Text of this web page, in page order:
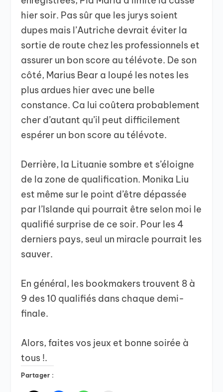
hier soir. Pas sûr que les jurys soient
dupes mais l’Autriche devrait éviter la
sortie de route chez les professionnels et
assurer un bon score au télévote. De son
côté, Marius Bear a loupé les notes les
plus ardues hier avec une belle
constance. Ca lui coûtera probablement
cher d’autant qu’il peut difficilement
espérer un bon score au télévote.
Derrière, la Lituanie sombre et s’éloigne
de la zone de qualification. Monika Liu
est même sur le point d’être dépassée
par l’Islande qui pourrait être selon moi le
qualifié surprise de ce soir. Pour les 4
derniers pays, seul un miracle pourrait les
sauver.
En général, les bookmakers trouvent 8 à
9 des 10 qualifiés dans chaque demi-
finale.
Alors, faites vos jeux et bonne soirée à
tous !.
Partager :